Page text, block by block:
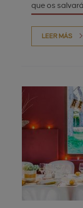
que os
LEER MÁS